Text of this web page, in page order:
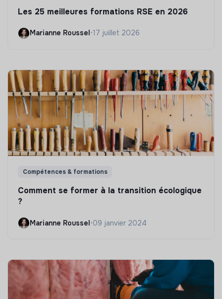
Les 25 meilleures formations RSE en 2026
Marianne Roussel•17 juillet 2026
Compétences & formations
Comment se former à la transition écologique
?
Marianne Roussel•09 janvier 2024